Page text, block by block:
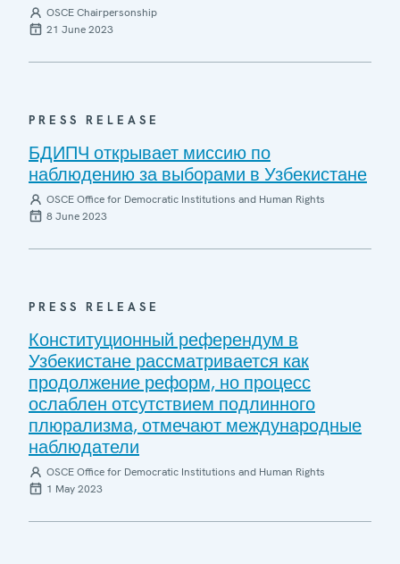
OSCE Chairpersonship
21 June 2023
PRESS RELEASE
БДИПЧ открывает миссию по
наблюдению за выборами в Узбекистане
OSCE Office for Democratic Institutions and Human Rights
8 June 2023
PRESS RELEASE
Конституционный референдум в
Узбекистане рассматривается как
продолжение реформ, но процесс
ослаблен отсутствием подлинного
плюрализма, отмечают международные
наблюдатели
OSCE Office for Democratic Institutions and Human Rights
1 May 2023